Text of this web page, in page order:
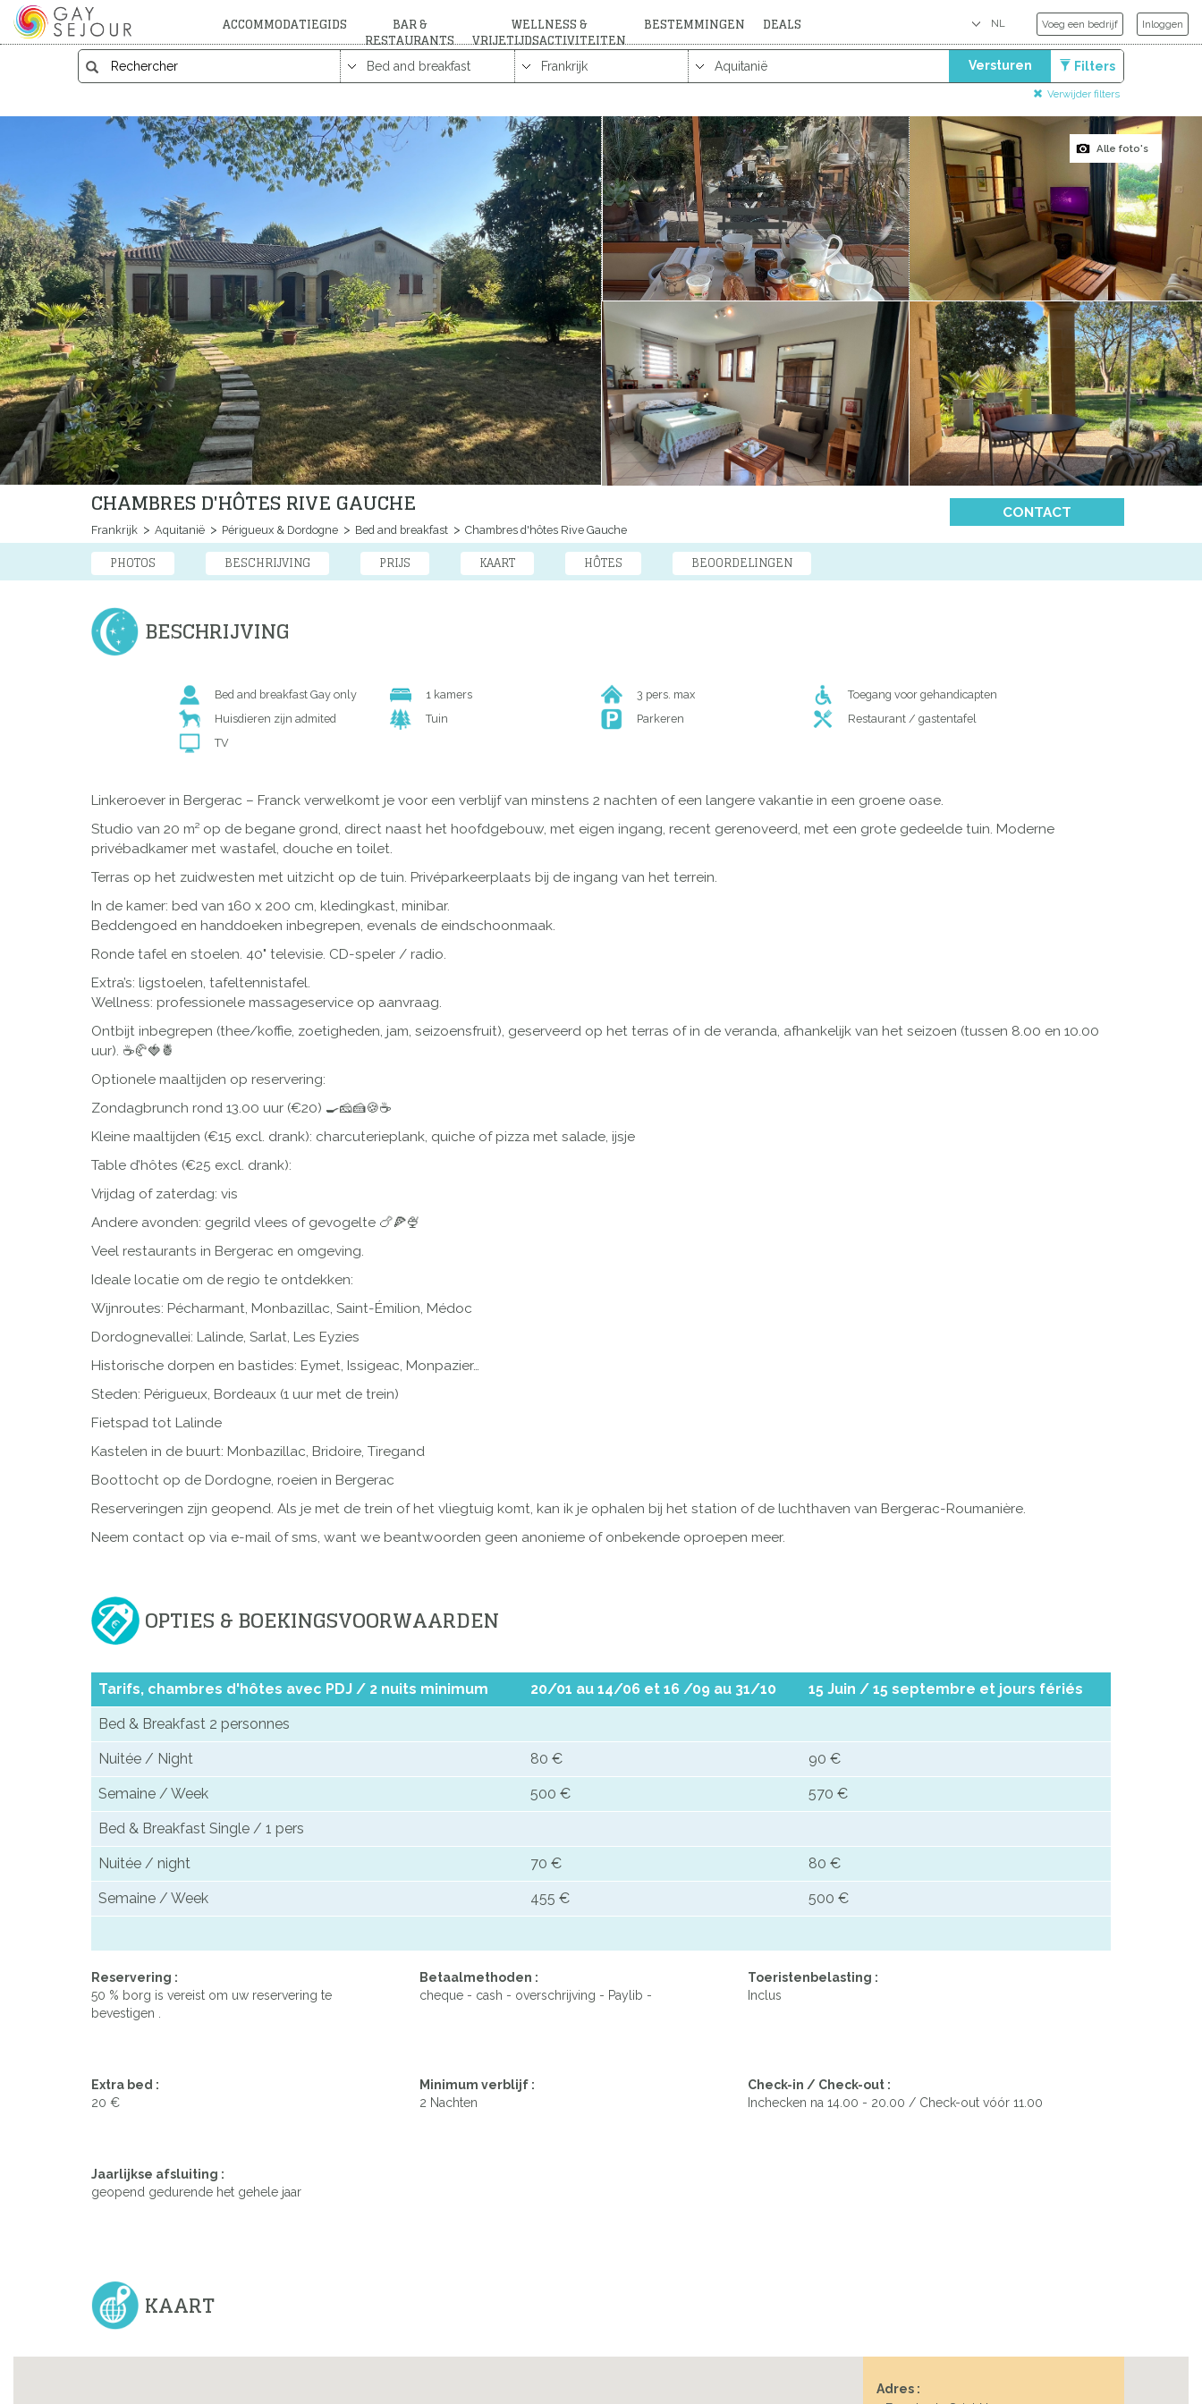
ACCOMMODATIEGIDS BAR &
RESTAURANTS
WELLNESS &
VRIJETIJDSACTIVITEITEN
BESTEMMINGEN DEALS Voeg een bedrijf Inloggen
Versturen Filters
Verwijder filters
Alle foto's
CHAMBRES D'HÔTES RIVE GAUCHE
Frankrijk Aquitanië Périgueux & Dordogne Bed and breakfast Chambres d'hôtes Rive Gauche
CONTACT
PHOTOS BESCHRIJVING PRIJS KAART HÔTES BEOORDELINGEN
BESCHRIJVING
Bed and breakfast Gay only 1 kamers 3 pers. max
Toegang voor gehandicapten
Huisdieren zijn admited
Tuin Parkeren
Restaurant / gastentafel
TV
Linkeroever in Bergerac – Franck verwelkomt je voor een verblijf van minstens 2 nachten of een langere vakantie in een groene oase.
Studio van 20 m² op de begane grond, direct naast het hoofdgebouw, met eigen ingang, recent gerenoveerd, met een grote gedeelde tuin. Moderne
privébadkamer met wastafel, douche en toilet.
Terras op het zuidwesten met uitzicht op de tuin. Privéparkeerplaats bij de ingang van het terrein.
In de kamer: bed van 160 x 200 cm, kledingkast, minibar.
Beddengoed en handdoeken inbegrepen, evenals de eindschoonmaak.
Ronde tafel en stoelen. 40" televisie. CD-speler / radio.
Extra’s: ligstoelen, tafeltennistafel.
Wellness: professionele massageservice op aanvraag.
Ontbijt inbegrepen (thee/koffie, zoetigheden, jam, seizoensfruit), geserveerd op het terras of in de veranda, afhankelijk van het seizoen (tussen 8.00 en 10.00
uur). ☕️🥐🍓🍍
Optionele maaltijden op reservering:
Zondagbrunch rond 13.00 uur (€20) 🍳🧀🍰🍪☕️
Kleine maaltijden (€15 excl. drank): charcuterieplank, quiche of pizza met salade, ijsje
Table d’hôtes (€25 excl. drank):
Vrijdag of zaterdag: vis
Andere avonden: gegrild vlees of gevogelte 🍗🍕🍨
Veel restaurants in Bergerac en omgeving.
Ideale locatie om de regio te ontdekken:
Wijnroutes: Pécharmant, Monbazillac, Saint-Émilion, Médoc
Dordognevallei: Lalinde, Sarlat, Les Eyzies
Historische dorpen en bastides: Eymet, Issigeac, Monpazier…
Steden: Périgueux, Bordeaux (1 uur met de trein)
Fietspad tot Lalinde
Kastelen in de buurt: Monbazillac, Bridoire, Tiregand
Boottocht op de Dordogne, roeien in Bergerac
Reserveringen zijn geopend. Als je met de trein of het vliegtuig komt, kan ik je ophalen bij het station of de luchthaven van Bergerac-Roumanière.
Neem contact op via e-mail of sms, want we beantwoorden geen anonieme of onbekende oproepen meer.
OPTIES & BOEKINGSVOORWAARDEN
Tarifs, chambres d'hôtes avec PDJ / 2 nuits minimum 20/01 au 14/06 et 16 /09 au 31/10 15 Juin / 15 septembre et jours fériés
Bed & Breakfast 2 personnes
Nuitée / Night 80 € 90 €
Semaine / Week 500 € 570 €
Bed & Breakfast Single / 1 pers
Nuitée / night 70 € 80 €
Semaine / Week 455 € 500 €
Reservering :
50 % borg is vereist om uw reservering te
bevestigen .
Betaalmethoden :
cheque - cash - overschrijving - Paylib -
Toeristenbelasting :
Inclus
Extra bed :
20 €
Minimum verblijf :
2 Nachten
Check-in / Check-out :
Inchecken na 14.00 - 20.00 / Check-out vóór 11.00
Jaarlijkse afsluiting :
geopend gedurende het gehele jaar
KAART
Adres :